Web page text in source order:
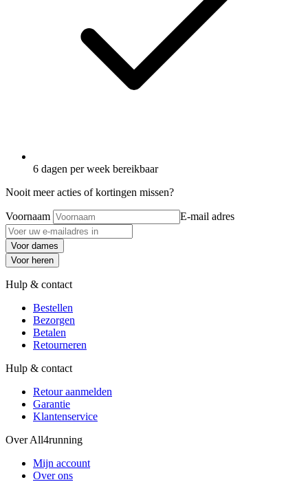
6 dagen per week bereikbaar
Nooit meer acties of kortingen missen?
Voornaam E-mail adres
Voor dames
Voor heren
Hulp & contact
Bestellen
Bezorgen
Betalen
Retourneren
Hulp & contact
Retour aanmelden
Garantie
Klantenservice
Over All4running
Mijn account
Over ons